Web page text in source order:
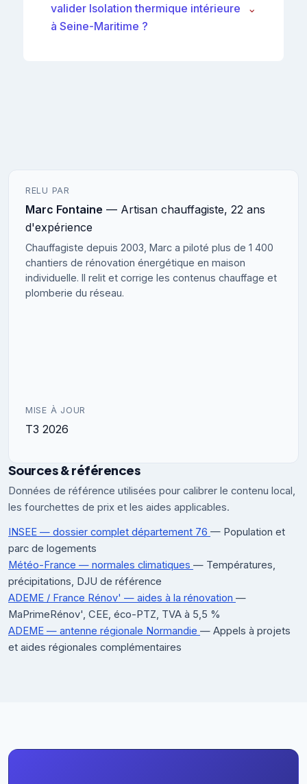
valider Isolation thermique intérieure
à Seine-Maritime ?
⌄
RELU PAR
Marc Fontaine — Artisan chauffagiste, 22 ans
d'expérience
Chauffagiste depuis 2003, Marc a piloté plus de 1 400
chantiers de rénovation énergétique en maison
individuelle. Il relit et corrige les contenus chauffage et
plomberie du réseau.
MISE À JOUR
T3 2026
Sources & références
Données de référence utilisées pour calibrer le contenu local,
les fourchettes de prix et les aides applicables.
INSEE — dossier complet département 76 — Population et
parc de logements
Météo-France — normales climatiques — Températures,
précipitations, DJU de référence
ADEME / France Rénov' — aides à la rénovation —
MaPrimeRénov', CEE, éco-PTZ, TVA à 5,5 %
ADEME — antenne régionale Normandie — Appels à projets
et aides régionales complémentaires